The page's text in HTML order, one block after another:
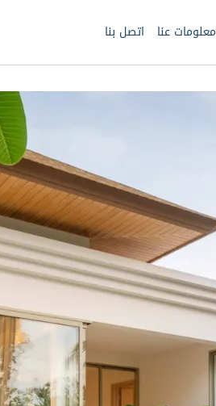
معلومات عنا اتصل بنا